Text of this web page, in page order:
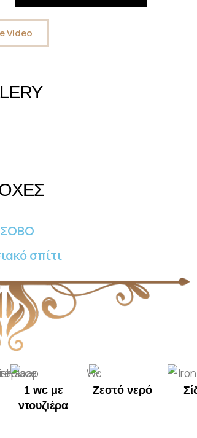
Video
σπίτι
1 wc με
ντουζιέρα
Ζεστό νερό